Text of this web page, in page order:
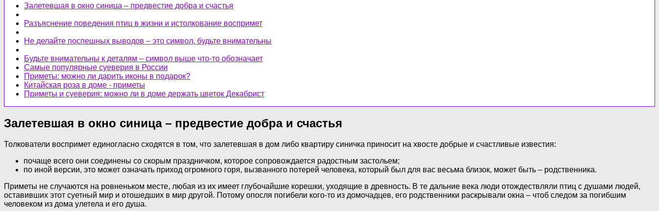
Залетевшая в окно синица – предвестие добра и счастья
Разъяснение поведения птиц в жизни и истолкование воспримет
Не делайте поспешных выводов – это символ, будьте внимательны
Будьте внимательны к деталям – символ выше что-то обозначает
Самые популярные суеверия в России
Приметы: можно ли дарить иконы в подарок?
Китайская роза в доме - приметы
Приметы и суеверия: можно ли в доме держать цветок Декабрист
Залетевшая в окно синица – предвестие добра и счастья
Толкователи воспримет единогласно сходятся в том, что залетевшая в дом либо квартиру синичка приносит на хвосте добрые и счастливые известия:
почаще всего они соединены со скорым праздничком, которое сопровождается радостным застольем;
по иной версии, это может означать приход огромного горя, вызванного потерей человека, который был для вас весьма близок, может быть – родственника.
Приметы не случаются на ровненьком месте, любая из их имеет глубочайшие корешки, уходящие в древность. В те дальние века люди отождествляли птиц с душами людей,
оставивших этот суетный мир и отошедших в мир другой. Потому опосля погибели кого-то из домочадцев, его родственники раскрывали окна – чтоб следом за погибшим
человеком из дома улетела и его душа.